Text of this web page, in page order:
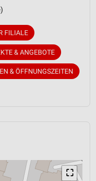
FILIALE
& ANGEBOTE
& ÖFFNUNGSZEITEN
⛶